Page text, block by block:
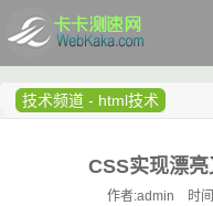
技术频道 - html技术
CSS实现漂
作者:admin 时